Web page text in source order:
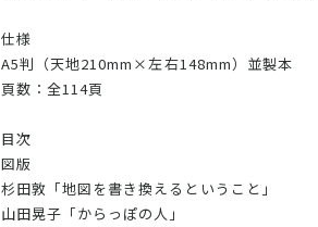
仕様
A5判（天地210mm×左右148mm）並製本
頁数：全114頁
目次
図版
杉田敦「地図を書き換えるということ」
山田晃子「からっぽの人」